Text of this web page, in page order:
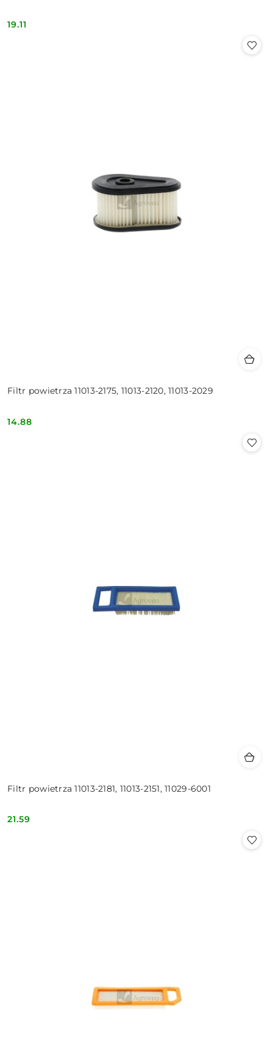
Cena:
19.11
Filtr powietrza 11013-2175, 11013-2120, 11013-2029
Cena:
14.88
Filtr powietrza 11013-2181, 11013-2151, 11029-6001
Cena:
21.59